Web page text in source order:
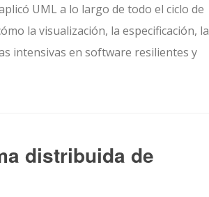
UML a lo largo de todo el ciclo de
la visualización, la especificación, la
intensivas en software resilientes y
distribuida de